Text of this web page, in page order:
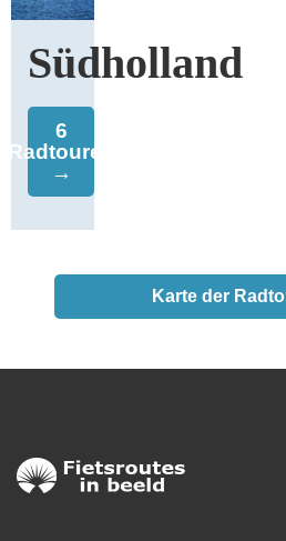
Südholland
6
Radtouren
→
Karte der